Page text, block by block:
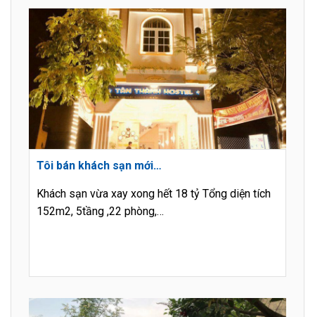
Tôi bán khách sạn mới…
Khách sạn vừa xay xong hết 18 tỷ Tổng diện tích
152m2, 5tầng ,22 phòng,…